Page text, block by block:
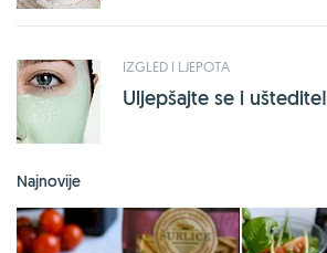
IZGLED I LJEPOTA
Uljepšajte se i uštedite!
Najnovije